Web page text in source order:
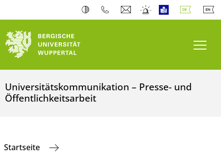
Universitätskommunikation – Presse- und
Öffentlichkeitsarbeit
Startseite